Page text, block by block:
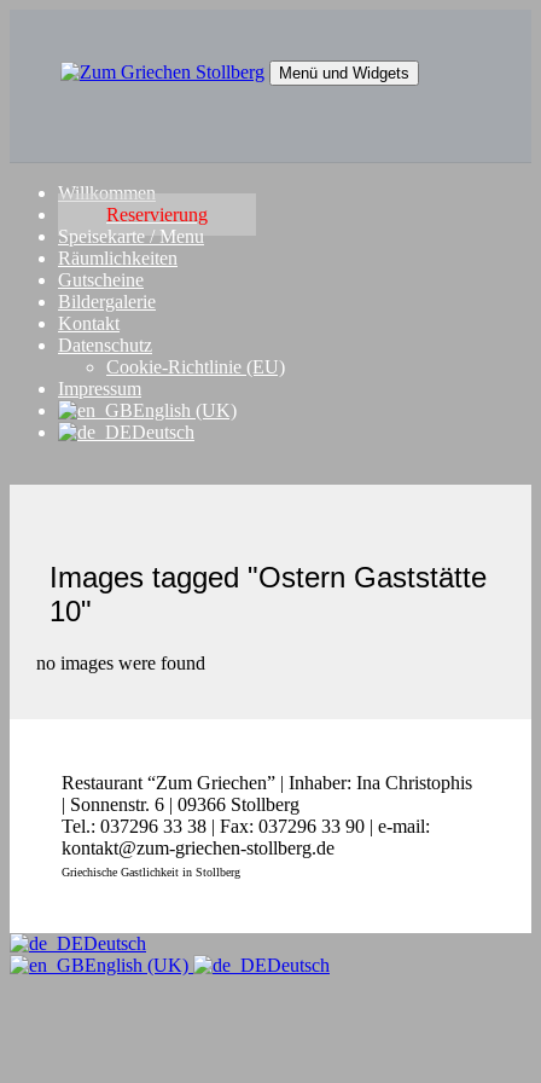
Menü und Widgets
Willkommen
Reservierung
Speisekarte / Menu
Räumlichkeiten
Gutscheine
Bildergalerie
Kontakt
Datenschutz
Cookie-Richtlinie (EU)
Impressum
English (UK)
Deutsch
Images tagged "Ostern Gaststätte
10"
no images were found
Restaurant “Zum Griechen” | Inhaber: Ina Christophis
| Sonnenstr. 6 | 09366 Stollberg
Tel.: 037296 33 38 | Fax: 037296 33 90 | e-mail:
kontakt@zum-griechen-stollberg.de
Griechische Gastlichkeit in Stollberg
Deutsch
English (UK)
Deutsch